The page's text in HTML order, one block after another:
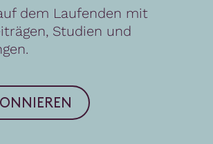
dem Laufenden mit
Studien und